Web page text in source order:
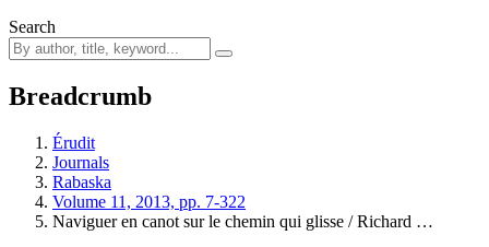
Search
Breadcrumb
Érudit
Journals
Rabaska
Volume 11, 2013, pp. 7-322
Naviguer en canot sur le chemin qui glisse / Richard …